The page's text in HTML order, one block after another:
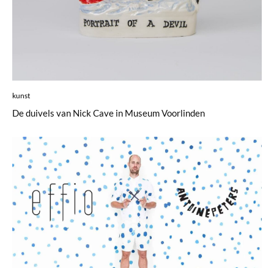
kunst
De duivels van Nick Cave in Museum Voorlinden